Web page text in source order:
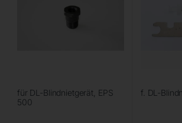
für DL-Blindnietgerät, EPS
500
f. DL-